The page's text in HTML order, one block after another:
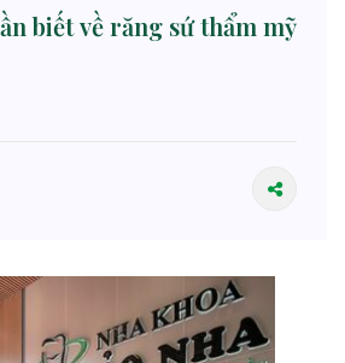
biết về răng sứ thẩm mỹ